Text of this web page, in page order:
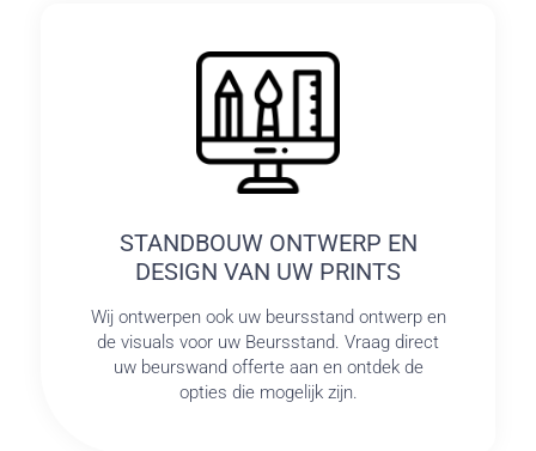
STANDBOUW ONTWERP EN
DESIGN VAN UW PRINTS
Wij ontwerpen ook uw beursstand ontwerp en
de visuals voor uw Beursstand. Vraag direct
uw beurswand offerte aan en ontdek de
opties die mogelijk zijn.